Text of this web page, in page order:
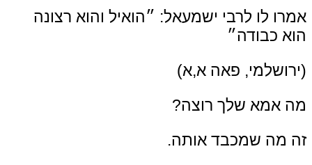
אמרו לו לרבי ישמעאל: ״הואיל והוא רצונה
הוא כבודה״
(ירושלמי, פאה א,א)
מה אמא שלך רוצה?
זה מה שמכבד אותה.